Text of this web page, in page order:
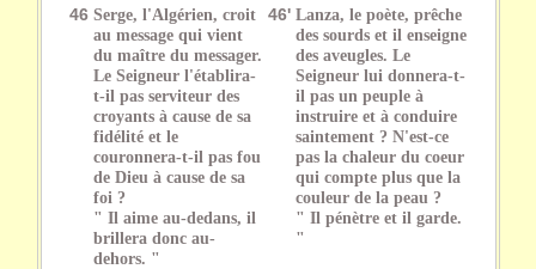
46 Serge, l'Algérien, croit
au message qui vient
du maître du messager.
Le Seigneur l'établira-
t-il pas serviteur des
croyants à cause de sa
fidélité et le
couronnera-t-il pas fou
de Dieu à cause de sa
foi ?
" Il aime au-dedans, il
brillera donc au-
dehors. "
46' Lanza, le poète, prêche
des sourds et il enseigne
des aveugles. Le
Seigneur lui donnera-t-
il pas un peuple à
instruire et à conduire
saintement ? N'est-ce
pas la chaleur du coeur
qui compte plus que la
couleur de la peau ?
" Il pénètre et il garde.
"